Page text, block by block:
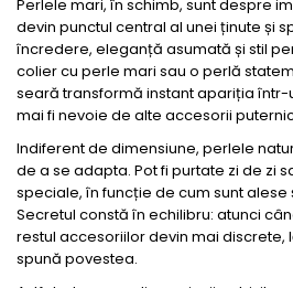
Perlele mari, în schimb, sunt despre
devin punctul central al unei ținute și
încredere, eleganță asumată și stil
colier cu perle mari sau o perlă
seară transformă instant apariția
mai fi nevoie de alte accesorii
Indiferent de dimensiune, perlele
de a se adapta. Pot fi purtate zi de zi
speciale, în funcție de cum sunt alese
Secretul constă în echilibru: atunci
restul accesoriilor devin mai discrete,
spună povestea.